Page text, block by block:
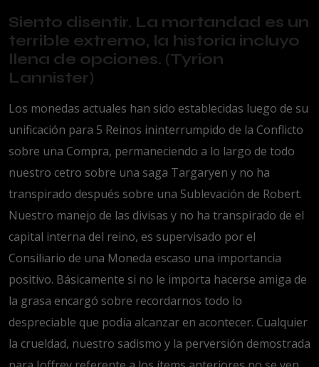
Siento disentir. La mortandad es un
terrible extremo, la historia incluyo
llena de opciones. (Tyrion
Lannister)
Los monedas actuales han sido establecidas luego de su
unificación para 5 Reinos ininterrumpido de la Conflicto
sobre una Compra, permaneciendo a lo largo de todo
nuestro cetro sobre una saga Targaryen y no ha
transpirado después sobre una Sublevación de Robert.
Nuestro manejo de las divisas y no ha transpirado de el
capital interna del reino, es supervisado por el
Consiliario de una Moneda escaso una importancia
positivo. Básicamente si no le importa hacerse amiga de
la grasa encargó sobre recordarnos todo lo
despreciable que podía alcanzar en acontecer. Cualquier
la crueldad, nuestro sadismo y la perversión demostrada